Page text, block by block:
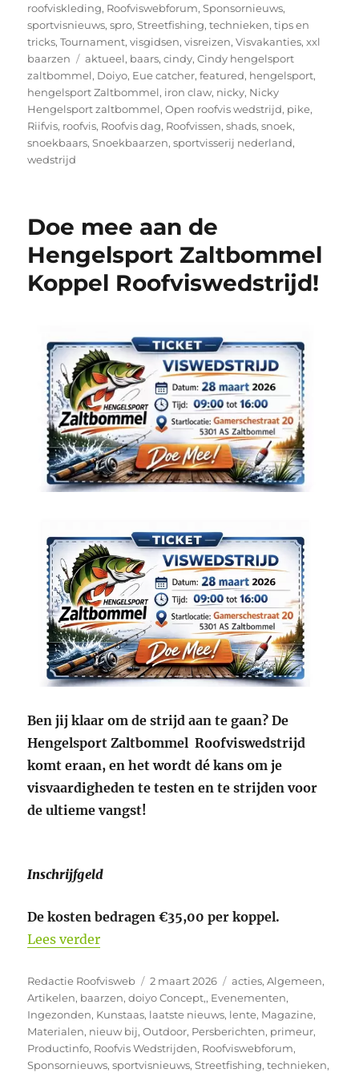
roofviskleding, Roofviswebforum,Sponsornieuws,
sportvisnieuws,spro,Streetfishing,technieken,tips en
tricks,Tournament,visgidsen,visreizen,Visvakanties,xxl
baarzen
Tags
aktueel, baars,cindy,Cindy hengelsport
zaltbommel, Doiyo, Eue catcher,featured, hengelsport,
hengelsport Zaltbommel, iron claw, nicky, Nicky
Hengelsport zaltbommel,Open roofvis wedstrijd, pike,
Riifvis, roofvis, Roofvis dag, Roofvissen,shads,snoek,
snoekbaars,Snoekbaarzen,sportvisserij nederland,
wedstrijd
Doe mee aan de
Hengelsport Zaltbommel
Koppel Roofviswedstrijd!
Ben jij klaar om de strijd aan te gaan? De
Hengelsport Zaltbommel Roofviswedstrijd
komt eraan, en het wordt dé kans om je
visvaardigheden te testen en te strijden voor
de ultieme vangst!
Inschrijfgeld
De kosten bedragen €35,00 per koppel.
Lees verder“Doe mee aan de Hengelsport
Auteur
Redactie Roofvisweb
Geplaatst
op
2 maart 2026 Categorieën
acties,Algemeen,
Artikelen, baarzen,doiyo Concept,, Evenementen,
Ingezonden, Kunstaas, laatste nieuws, lente, Magazine,
Materialen, nieuw bij,Outdoor, Persberichten, primeur,
Productinfo, Roofvis Wedstrijden, Roofviswebforum,
Sponsornieuws,sportvisnieuws,Streetfishing,technieken,